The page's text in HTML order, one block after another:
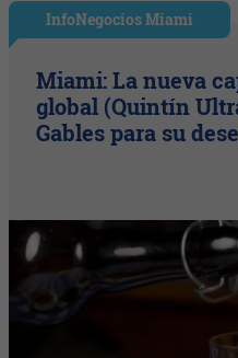
InfoNegocios Miami
Miami: La nueva
global (Quintín
Gables para su